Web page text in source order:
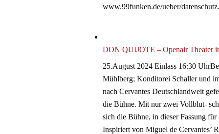
www.99funken.de/ueber/
DON QUIJOTE – Openair Theater
25.August 2024 Einlass 16:30
Mühlberg; Konditorei Schaller und
nach Cervantes Deutschlandweit
die Bühne. Mit nur zwei Vollblut-
sich die Bühne, in dieser Fassung
Inspiriert von Miguel de Cervantes’